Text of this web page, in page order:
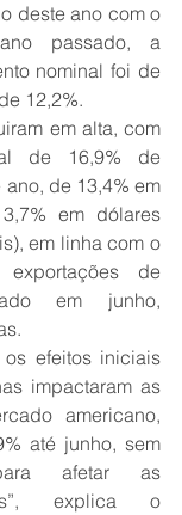
deste ano com o
passado, a
nominal foi de
12,2%.
em alta, com
de 16,9% de
de 13,4% em
em dólares
em linha com o
de
em junho,
os efeitos iniciais
impactaram as
americano,
até junho, sem
afetar as
explica o